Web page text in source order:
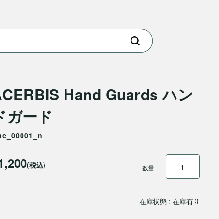
Hand Guards ハン
ガード
在庫状態 : 在庫有り
(税込) 数量